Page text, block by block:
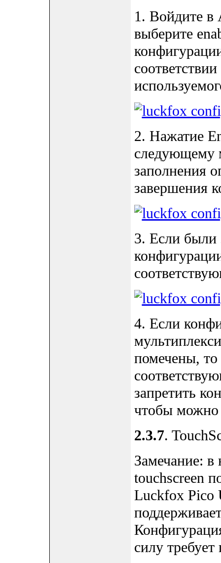
1. Войдите в
выберите
2. Нажатие
следующему
заполнения
завершения
3. Если были
4. Если
помечены, то
запретить
чтобы можно
2.3.7.
Замечание:
touchscreen
Luckfox Pico
силу требует